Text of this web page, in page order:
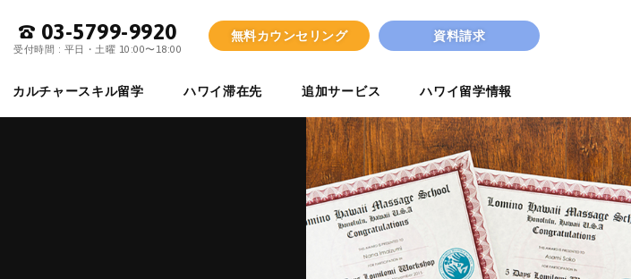
ンハワイ03-5799-9920
受付時間 : 平日・土曜 10:00〜18:00
無料カウンセリング 資料請求
カルチャースキル留学 ハワイ滞在先 追加サービス ハワイ留学情報